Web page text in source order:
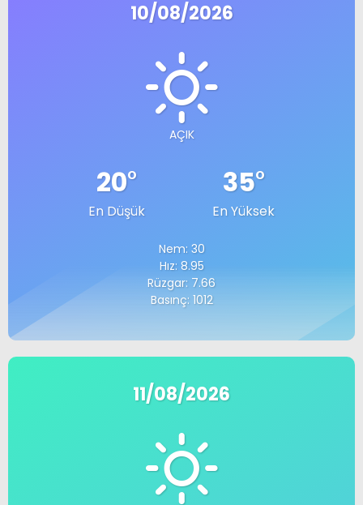
10/08/2026
AÇIK
20°
En Düşük
35°
En Yüksek
Nem: 30
Hız: 8.95
Rüzgar: 7.66
Basınç: 1012
11/08/2026